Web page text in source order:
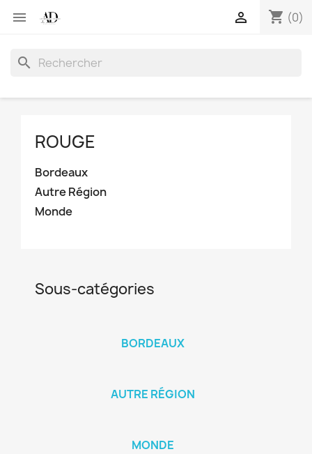
 shopping_cart (0)

search
ROUGE
Bordeaux
Autre Région
Monde
Sous-catégories
BORDEAUX
AUTRE RÉGION
MONDE